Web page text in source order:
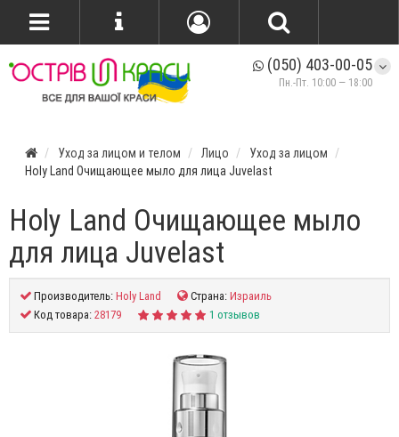
(050) 403-00-05
Пн.-Пт. 10:00 — 18:00
Уход за лицом и телом Лицо
Уход за лицом
Holy Land Очищающее мыло для лица Juvelast
Holy Land Очищающее мыло
для лица Juvelast
Производитель:Holy Land Страна:Израиль
Код товара:28179 1 отзывов